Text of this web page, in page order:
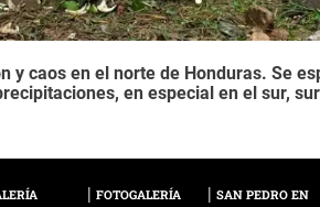
y caos en el norte de Honduras. Se
en especial en el sur,
FOTOGALERÍA
SAN PEDRO EN